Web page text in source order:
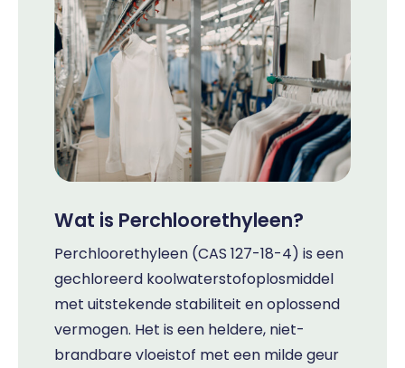
Wat is Perchloorethyleen?
Perchloorethyleen (CAS 127-18-4) is een
gechloreerd koolwaterstofoplosmiddel
met uitstekende stabiliteit en oplossend
vermogen. Het is een heldere, niet-
brandbare vloeistof met een milde geur